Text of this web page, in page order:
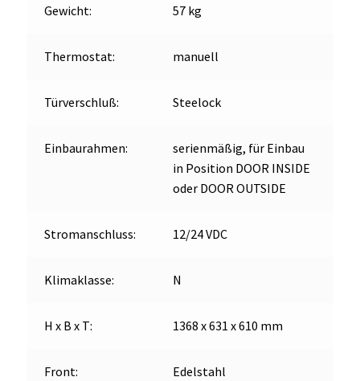
Gewicht: 57 kg
Thermostat: manuell
Türverschluß: Steelock
Einbaurahmen:
serienmäßig, für Einbau
in Position DOOR INSIDE
oder DOOR OUTSIDE
Stromanschluss: 12/24 VDC
Klimaklasse: N
H x B x T: 1368 x 631 x 610 mm
Front: Edelstahl